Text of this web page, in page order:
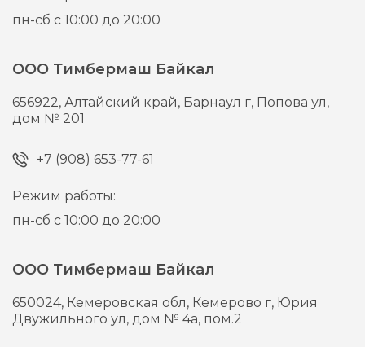
пн-сб с 10:00 до 20:00
ООО Тимбермаш Байкал
656922,Алтайский край, Барнаул г, Попова ул,
дом № 201
+7 (908) 653-77-61
Режим работы:
пн-сб с 10:00 до 20:00
ООО Тимбермаш Байкал
650024, Кемеровская обл, Кемерово г, Юрия
Двужильного ул, дом № 4а, пом.2